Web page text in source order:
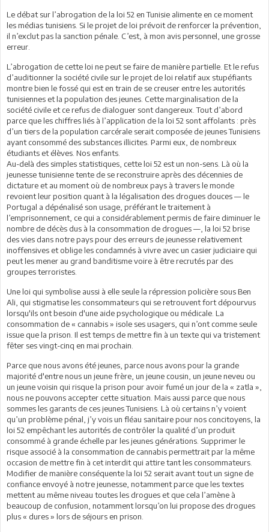
Le débat sur l’abrogation de la loi 52 en Tunisie alimente en ce moment
les médias tunisiens. Si le projet de loi prévoit de renforcer la prévention,
il n’exclut pas la sanction pénale. C’est, à mon avis personnel, une grosse
erreur.
L’abrogation de cette loi ne peut se faire de manière partielle. Et le refus
d’auditionner la société civile sur le projet de loi relatif aux stupéfiants
montre bien le fossé qui est en train de se creuser entre les autorités
tunisiennes et la population des jeunes. Cette marginalisation de la
société civile et ce refus de dialoguer sont dangereux. Tout d’abord
parce que les chiffres liés à l’application de la loi 52 sont affolants : près
d’un tiers de la population carcérale serait composée de jeunes Tunisiens
ayant consommé des substances illicites. Parmi eux, de nombreux
étudiants et élèves. Nos enfants.
Au-delà des simples statistiques, cette loi 52 est un non-sens. Là où la
jeunesse tunisienne tente de se reconstruire après des décennies de
dictature et au moment où de nombreux pays à travers le monde
revoient leur position quant à la légalisation des drogues douces — le
Portugal a dépénalisé son usage, préférant le traitement à
l’emprisonnement, ce qui a considérablement permis de faire diminuer le
nombre de décès dus à la consommation de drogues —, la loi 52 brise
des vies dans notre pays pour des erreurs de jeunesse relativement
inoffensives et oblige les condamnés à vivre avec un casier judiciaire qui
peut les mener au grand banditisme voire à être recrutés par des
groupes terroristes.
Une loi qui symbolise aussi à elle seule la répression policière sous Ben
Ali, qui stigmatise les consommateurs qui se retrouvent fort dépourvus
lorsqu'ils ont besoin d'une aide psychologique ou médicale. La
consommation de « cannabis » isole ses usagers, qui n’ont comme seule
issue que la prison. Il est temps de mettre fin à un texte qui va tristement
fêter ses vingt-cinq en mai prochain.
Parce que nous avons été jeunes, parce nous avons pour la grande
majorité d'entre nous un jeune frère, un jeune cousin, un jeune neveu ou
un jeune voisin qui risque la prison pour avoir fumé un jour de la « zatla »,
nous ne pouvons accepter cette situation. Mais aussi parce que nous
sommes les garants de ces jeunes Tunisiens. Là où certains n’y voient
qu’un problème pénal, j’y vois un fléau sanitaire pour nos concitoyens, la
loi 52 empêchant les autorités de contrôler la qualité d’un produit
consommé à grande échelle par les jeunes générations. Supprimer le
risque associé à la consommation de cannabis permettrait par la même
occasion de mettre fin à cet interdit qui attire tant les consommateurs.
Modifier de manière conséquente la loi 52 serait avant tout un signe de
confiance envoyé à notre jeunesse, notamment parce que les textes
mettent au même niveau toutes les drogues et que cela l’amène à
beaucoup de confusion, notamment lorsqu’on lui propose des drogues
plus « dures » lors de séjours en prison.